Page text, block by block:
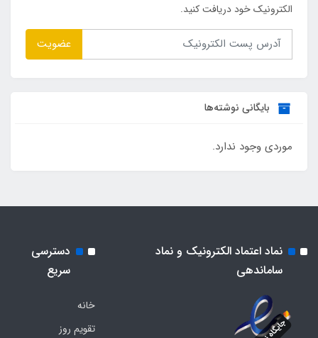
الکترونیک خود دریافت کنید.
عضویت
بایگانی نوشته‌ها
موردی وجود ندارد.
نماد اعتماد الکترونیک و نماد
ساماندهی
دسترسی
سریع
خانه
تقویم روز